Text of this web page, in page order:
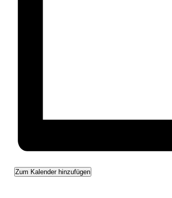
Zum Kalender hinzufügen